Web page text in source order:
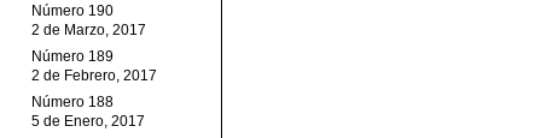
Número 190
2 de Marzo, 2017
Número 189
2 de Febrero, 2017
Número 188
5 de Enero, 2017